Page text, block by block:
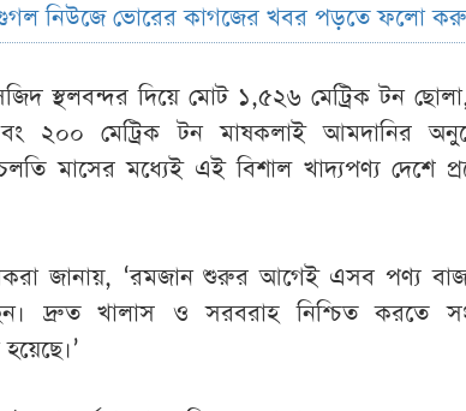
নিউজে ভোরের কাগজের খবর পড়তে ফলো
স্থলবন্দর দিয়ে মোট ১,৫২৬ মেট্রিক টন
২০০ মেট্রিক টন মাষকলাই আমদানির
মাসের মধ্যেই এই বিশাল খাদ্যপণ্য দেশে
জানায়, ‘রমজান শুরুর আগেই এসব পণ্য
দ্রুত খালাস ও সরবরাহ নিশ্চিত করতে